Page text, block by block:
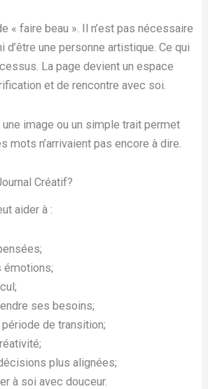
« faire beau ». Il n’est pas nécessaire
d’être une personne artistique. Ce qui
La page devient un espace
et de rencontre avec soi.
une image ou un simple trait permet
mots n’arrivaient pas encore à dire.
Créatif?
aider à :
émotions;
ses besoins;
de transition;
plus alignées;
à soi avec douceur.